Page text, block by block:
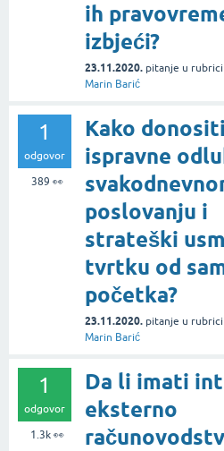
ih
izbjeći?
23.11.2020. pitanje u rubrici
Marin Barić
1
odgovor
389 👀
Kako donositi
ispravne
poslovanju i
strateški
tvrtku od
početka?
23.11.2020. pitanje u rubrici
Marin Barić
1
odgovor
1.3k👀
Da li imati
eksterno